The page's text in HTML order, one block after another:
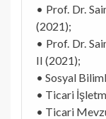
• Prof. Dr.
(2021);
• Prof. Dr.
II (2021);
• Sosyal
• Ticari
• Ticari